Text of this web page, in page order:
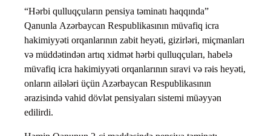
“Hərbi qulluqçuların pensiya təminatı haqqında”
Qanunla Azərbaycan Respublikasının müvafiq icra
hakimiyyəti orqanlarının zabit heyəti, gizirləri, miçmanları
və müddətindən artıq xidmət hərbi qulluqçuları, habelə
müvafiq icra hakimiyyəti orqanlarının sıravi və rəis heyəti,
onların ailələri üçün Azərbaycan Respublikasının
ərazisində vahid dövlət pensiyaları sistemi müəyyən
edilirdi.